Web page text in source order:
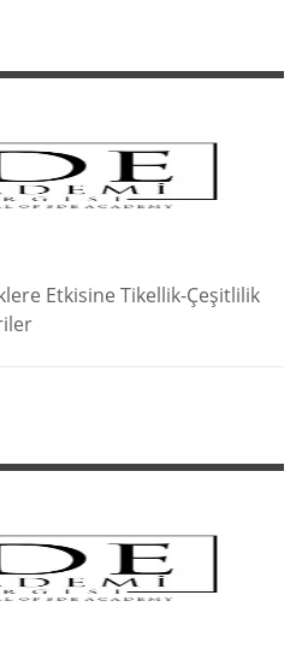
Etkisine Tikellik-Çeşitlilik